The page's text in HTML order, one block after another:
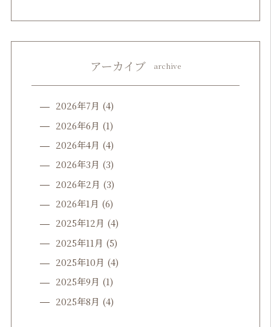
アーカイブ archive
2026年7月 (4)
2026年6月 (1)
2026年4月 (4)
2026年3月 (3)
2026年2月 (3)
2026年1月 (6)
2025年12月 (4)
2025年11月 (5)
2025年10月 (4)
2025年9月 (1)
2025年8月 (4)